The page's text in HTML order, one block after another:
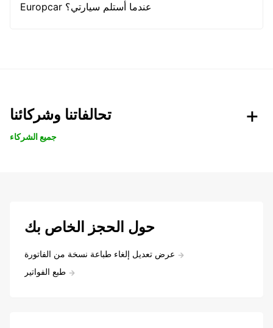
Europcar عندما أستلم سيارتي؟
تحالفاتنا وشركائنا
جميع الشركاء
حول الحجز الخاص بك
عرض تعديل إلغاء طباعة نسخة من الفاتورة
طبع الفواتير